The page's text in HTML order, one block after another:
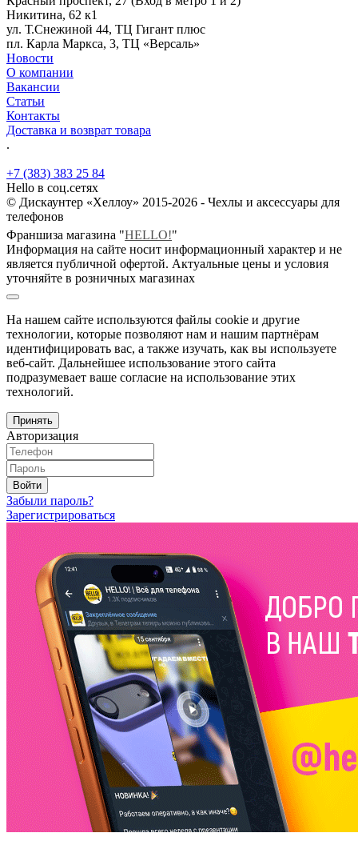
Никитина, 62 к1
ул. Т.Снежиной 44, ТЦ Гигант плюс
пл. Карла Маркса, 3, ТЦ «Версаль»
Новости
О компании
Вакансии
Статьи
Контакты
Доставка и возврат товара
.
+7 (383) 383 25 84
Hello в соц.сетях
© Дискаунтер «Хеллоу» 2015-2026 - Чехлы и аксессуары для
телефонов
Франшиза магазина "HELLO!"
Информация на сайте носит информационный характер и не
является публичной офертой. Актуальные цены и условия
уточняйте в розничных магазинах
На нашем сайте используются файлы cookie и другие
технологии, которые позволяют нам и нашим партнёрам
идентифицировать вас, а также изучать, как вы используете
веб-сайт. Дальнейшее использование этого сайта
подразумевает ваше согласие на использование этих
технологий.
Принять
Авторизация
Войти
Забыли пароль?
Зарегистрироваться